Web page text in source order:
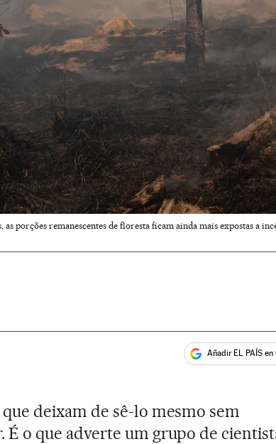
as porções remanescentes de floresta ficam ainda mais expostas a
Añadir EL PAÍS
deixam de sê-lo mesmo sem
É o que adverte um grupo de